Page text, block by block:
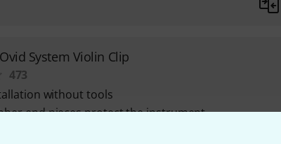
Ovid System Violin Clip
473
without tools
end pieces protect the instrument